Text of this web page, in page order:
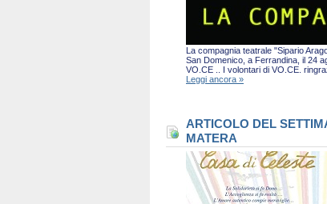
La compagnia teatrale "Sipario
San Domenico, a Ferrandina, il 24
VO.CE .. I volontari di VO.CE.
Leggi ancora »
ARTICOLO DEL
MATERA